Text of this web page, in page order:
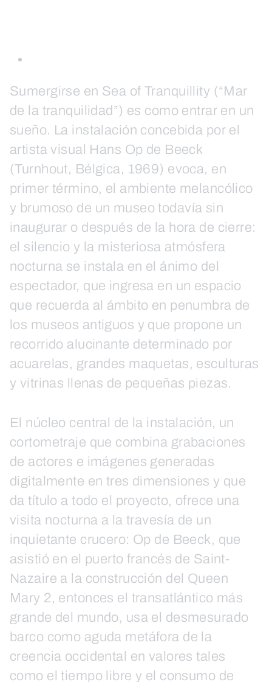
Sumergirse en Sea of Tranquillity (“Mar
de la tranquilidad”) es como entrar en un
sueño. La instalación concebida por el
artista visual Hans Op de Beeck
(Turnhout, Bélgica, 1969) evoca, en
primer término, el ambiente melancólico
y brumoso de un museo todavía sin
inaugurar o después de la hora de cierre:
el silencio y la misteriosa atmósfera
nocturna se instala en el ánimo del
espectador, que ingresa en un espacio
que recuerda al ámbito en penumbra de
los museos antiguos y que propone un
recorrido alucinante determinado por
acuarelas, grandes maquetas, esculturas
y vitrinas llenas de pequeñas piezas.
El núcleo central de la instalación, un
cortometraje que combina grabaciones
de actores e imágenes generadas
digitalmente en tres dimensiones y que
da título a todo el proyecto, ofrece una
visita nocturna a la travesía de un
inquietante crucero: Op de Beeck, que
asistió en el puerto francés de Saint-
Nazaire a la construcción del Queen
Mary 2, entonces el transatlántico más
grande del mundo, usa el desmesurado
barco como aguda metáfora de la
creencia occidental en valores tales
como el tiempo libre y el consumo de